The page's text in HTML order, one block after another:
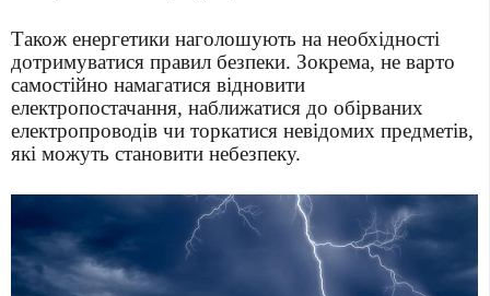
Також енергетики наголошують на необхідності
дотримуватися правил безпеки. Зокрема, не варто
самостійно намагатися відновити
електропостачання, наближатися до обірваних
електропроводів чи торкатися невідомих предметів,
які можуть становити небезпеку.